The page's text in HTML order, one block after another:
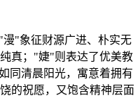
"象征财源广进、朴实无
真；"婕"则表达了优美教
同清晨阳光，寓意着拥有
的祝愿，又饱含精神层面